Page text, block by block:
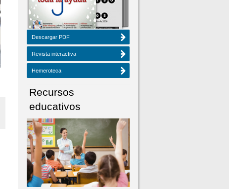
Descargar PDF
Revista interactiva
Hemeroteca
Recursos
educativos